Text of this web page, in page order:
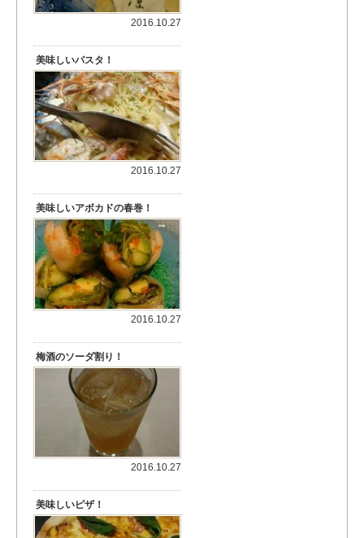
2016.10.27
美味しいパスタ！
2016.10.27
美味しいアボカドの春巻！
2016.10.27
梅酒のソーダ割り！
2016.10.27
美味しいピザ！